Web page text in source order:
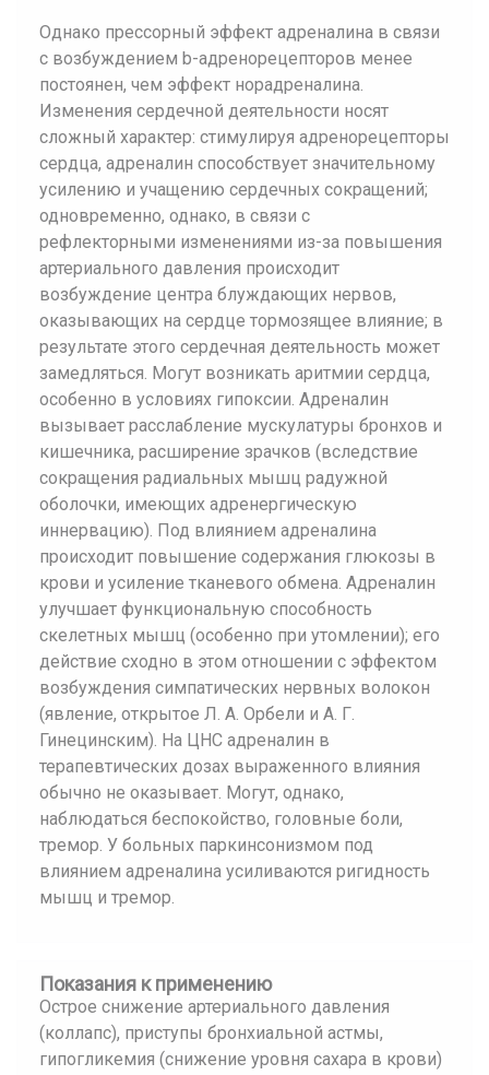
Однако прессорный эффект адреналина в связи
с возбуждением b-адренорецепторов менее
постоянен, чем эффект норадреналина.
Изменения сердечной деятельности носят
сложный характер: стимулируя адренорецепторы
сердца, адреналин способствует значительному
усилению и учащению сердечных сокращений;
одновременно, однако, в связи с
рефлекторными изменениями из-за повышения
артериального давления происходит
возбуждение центра блуждающих нервов,
оказывающих на сердце тормозящее влияние; в
результате этого сердечная деятельность может
замедляться. Могут возникать аритмии сердца,
особенно в условиях гипоксии. Адреналин
вызывает расслабление мускулатуры бронхов и
кишечника, расширение зрачков (вследствие
сокращения радиальных мышц радужной
оболочки, имеющих адренергическую
иннервацию). Под влиянием адреналина
происходит повышение содержания глюкозы в
крови и усиление тканевого обмена. Адреналин
улучшает функциональную способность
скелетных мышц (особенно при утомлении); его
действие сходно в этом отношении с эффектом
возбуждения симпатических нервных волокон
(явление, открытое Л. А. Орбели и А. Г.
Гинецинским). На ЦНС адреналин в
терапевтических дозах выраженного влияния
обычно не оказывает. Могут, однако,
наблюдаться беспокойство, головные боли,
тремор. У больных паркинсонизмом под
влиянием адреналина усиливаются ригидность
мышц и тремор.
Показания к применению
Острое снижение артериального давления
(коллапс), приступы бронхиальной астмы,
гипогликемия (снижение уровня сахара в крови)